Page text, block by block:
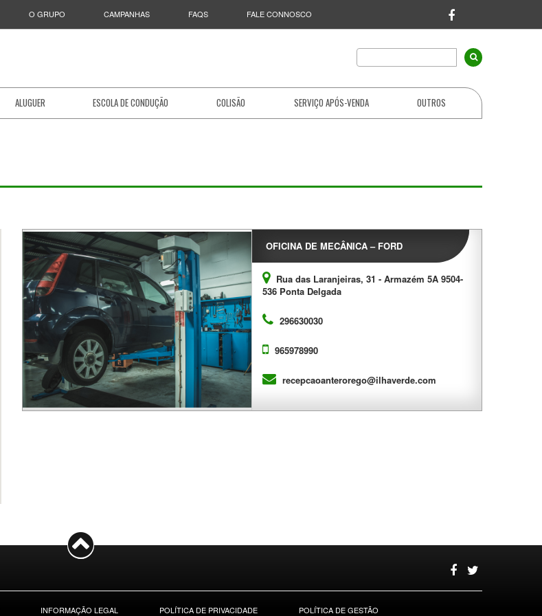
O GRUPO CAMPANHAS FAQS FALE CONNOSCO
ALUGUER ESCOLA DE CONDUÇÃO COLISÃO SERVIÇO APÓS-VENDA OUTROS
OFICINA DE MECÂNICA – FORD
Rua das Laranjeiras, 31 - Armazém 5A 9504-
536 Ponta Delgada
296630030
965978990
recepcaoanterorego@ilhaverde.com
INFORMAÇÃO LEGAL POLÍTICA DE PRIVACIDADE POLÍTICA DE GESTÃO